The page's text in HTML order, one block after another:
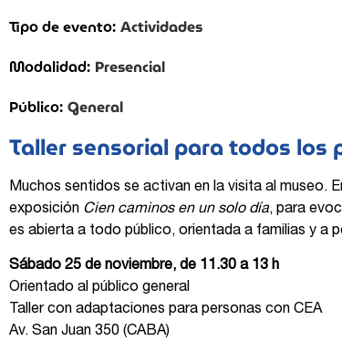
Tipo de evento: Actividades
Modalidad: Presencial
Público: General
Taller sensorial para todos los
Muchos sentidos se activan en la visita al museo.
exposición Cien caminos en un solo día, para
es abierta a todo público, orientada a familias y a
Sábado 25 de noviembre, de 11.30 a 13 h
Orientado al público general
Taller con adaptaciones para personas con CEA
Av. San Juan 350 (CABA)